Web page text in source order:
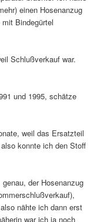
einen Hosenanzug
Bindegürtel
Schlußverkauf war.
und 1995, schätze
weil das Ersatzteil
konnte ich den Stoff
der Hosenanzug
nähte ich dann erst
war ich ja noch